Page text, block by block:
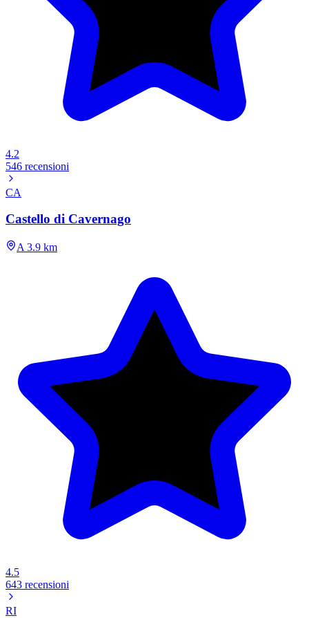
4.2
546 recensioni
CA
Castello di Cavernago
A 3.9 km
4.5
643 recensioni
RI